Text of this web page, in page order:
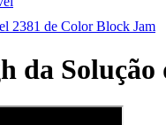
2381 de Color Block Jam
da Solução